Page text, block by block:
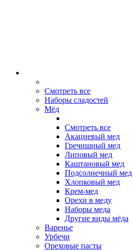
Смотреть все
Наборы сладостей
Мёд
Смотреть все
Акациевый мед
Гречишный мед
Липовый мед
Каштановый мед
Подсолнечный мед
Хлопковый мед
Крем-мед
Орехи в меду
Наборы меда
Другие виды мёда
Варенье
Урбечи
Ореховые пасты